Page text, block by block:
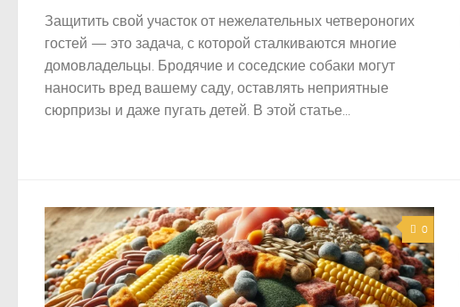
Защитить свой участок от нежелательных четвероногих
гостей — это задача, с которой сталкиваются многие
домовладельцы. Бродячие и соседские собаки могут
наносить вред вашему саду, оставлять неприятные
сюрпризы и даже пугать детей. В этой статье...
0